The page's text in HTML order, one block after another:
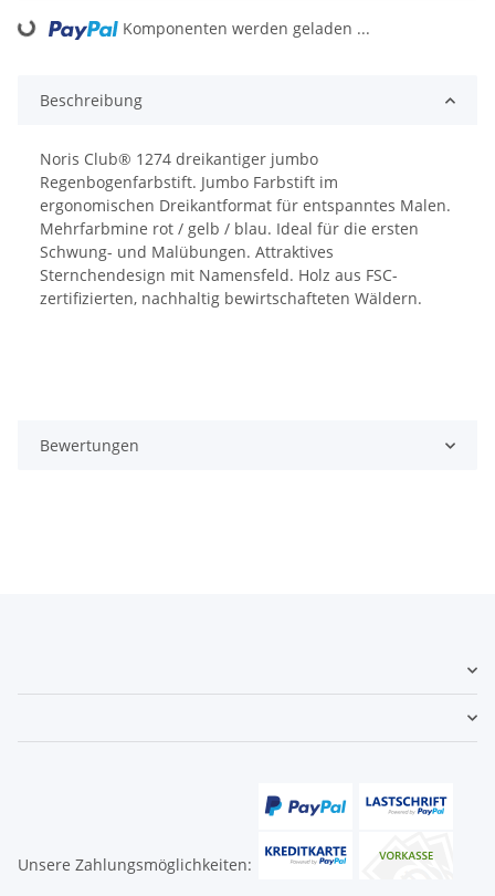
Loading... Komponenten werden geladen ...
Beschreibung
Noris Club® 1274 dreikantiger jumbo
Regenbogenfarbstift. Jumbo Farbstift im
ergonomischen Dreikantformat für entspanntes Malen.
Mehrfarbmine rot / gelb / blau. Ideal für die ersten
Schwung- und Malübungen. Attraktives
Sternchendesign mit Namensfeld. Holz aus FSC-
zertifizierten, nachhaltig bewirtschafteten Wäldern.
Bewertungen
Unsere Zahlungsmöglichkeiten: